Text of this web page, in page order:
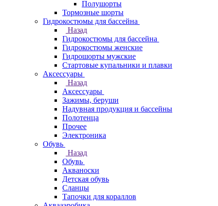
Полушорты
Тормозные шорты
Гидрокостюмы для бассейна
Назад
Гидрокостюмы для бассейна
Гидрокостюмы женские
Гидрошорты мужские
Стартовые купальники и плавки
Аксессуары
Назад
Аксессуары
Зажимы, беруши
Надувная продукция и бассейны
Полотенца
Прочее
Электроника
Обувь
Назад
Обувь
Акваноски
Детская обувь
Сланцы
Тапочки для кораллов